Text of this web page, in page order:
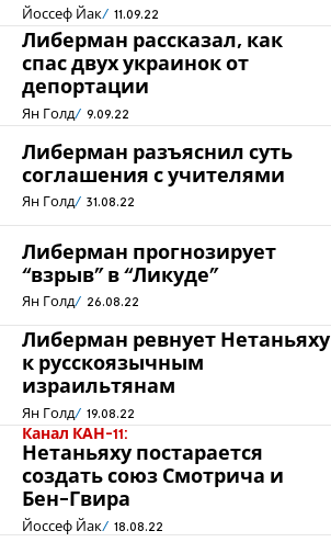
Йоссеф Йак 11.09.22
Либерман рассказал, как
спас двух украинок от
депортации
Ян Голд 9.09.22
Либерман разъяснил суть
соглашения с учителями
Ян Голд 31.08.22
Либерман прогнозирует
“взрыв” в “Ликуде”
Ян Голд 26.08.22
Либерман ревнует Нетаньяху
к русскоязычным
израильтянам
Ян Голд 19.08.22
Канал КАН-11:
Нетаньяху постарается
создать союз Смотрича и
Бен-Гвира
Йоссеф Йак 18.08.22